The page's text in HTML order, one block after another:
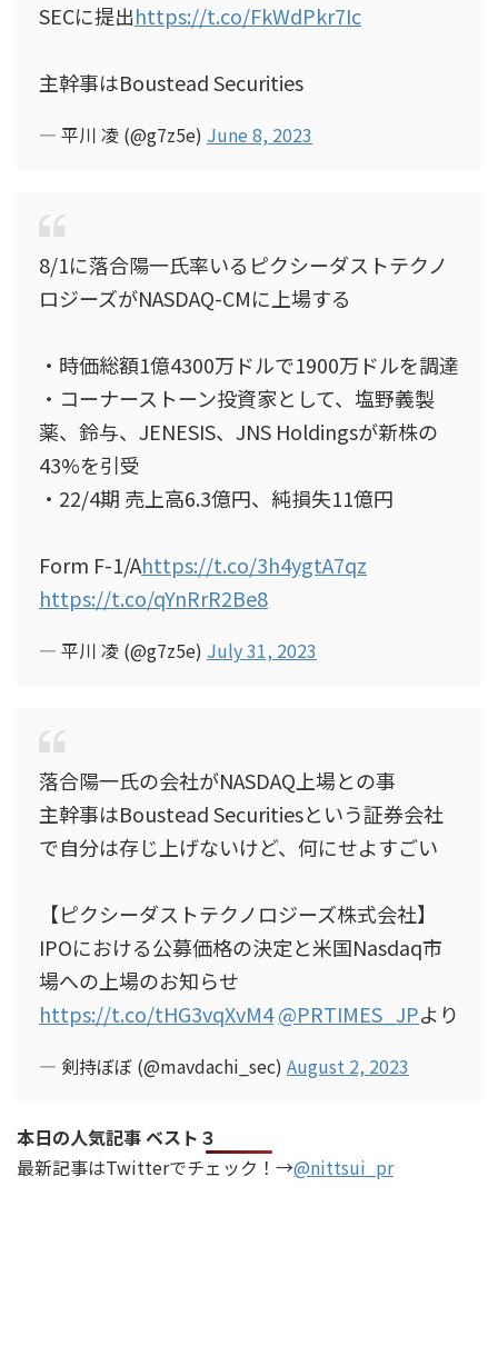
SECに提出https://t.co/FkWdPkr7Ic
主幹事はBoustead Securities
— 平川 凌 (@g7z5e) June 8, 2023
8/1に落合陽一氏率いるピクシーダストテクノ
ロジーズがNASDAQ-CMに上場する
・時価総額1億4300万ドルで1900万ドルを調達
・コーナーストーン投資家として、塩野義製
薬、鈴与、JENESIS、JNS Holdingsが新株の
43%を引受
・22/4期 売上高6.3億円、純損失11億円
Form F-1/Ahttps://t.co/3h4ygtA7qz
https://t.co/qYnRrR2Be8
— 平川 凌 (@g7z5e) July 31, 2023
落合陽一氏の会社がNASDAQ上場との事
主幹事はBoustead Securitiesという証券会社
で自分は存じ上げないけど、何にせよすごい
【ピクシーダストテクノロジーズ株式会社】
IPOにおける公募価格の決定と米国Nasdaq市
場への上場のお知らせ
https://t.co/tHG3vqXvM4@PRTIMES_JPより
— 剣持ぼぼ (@mavdachi_sec) August 2, 2023
本日の人気記事 ベスト３
最新記事はTwitterでチェック！→@nittsui_pr